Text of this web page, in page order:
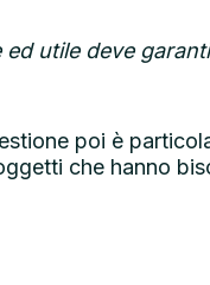
utile deve
poi è
che hanno